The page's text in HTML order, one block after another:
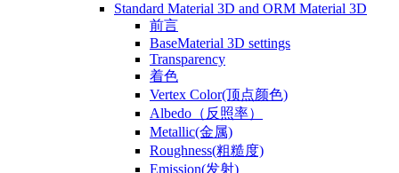
Standard Material 3D and ORM Material 3D
前言
BaseMaterial 3D settings
Transparency
着色
Vertex Color(顶点颜色)
Albedo（反照率）
Metallic(金属)
Roughness(粗糙度)
Emission(发射)